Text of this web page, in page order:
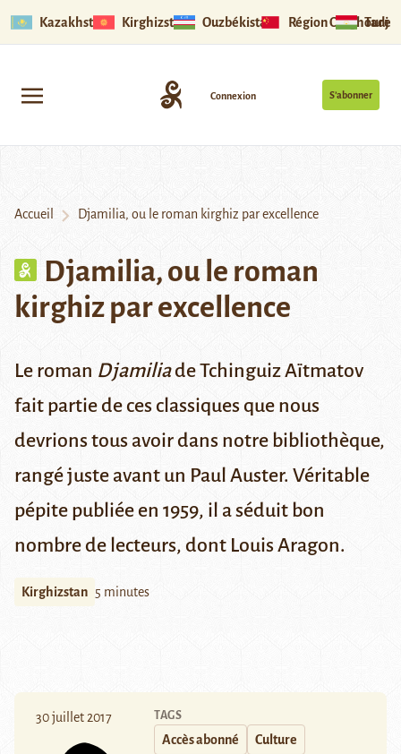
Kazakhstan Kirghizstan Ouzbékistan Région Ouïghoure
S’abonner
Connexion
Accueil Djamilia, ou le roman kirghiz par excellence
Djamilia, ou le roman
kirghiz par excellence
Le roman Djamiliade Tchinguiz Aïtmatov
fait partie de ces classiques que nous
devrions tous avoir dans notre bibliothèque,
rangé juste avant un Paul Auster. Véritable
pépite publiée en 1959, il a séduit bon
nombre de lecteurs, dont Louis Aragon.
Kirghizstan 5 minutes
30 juillet 2017 TAGS
Accès abonné Culture